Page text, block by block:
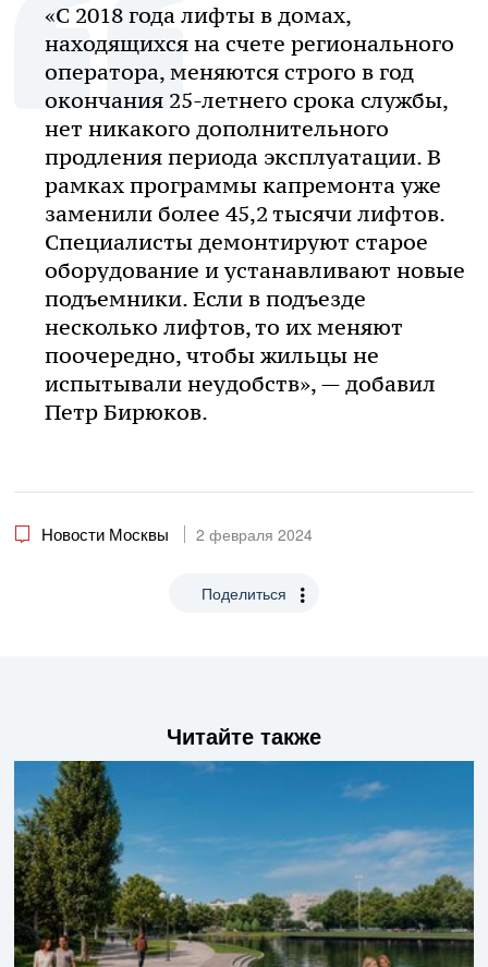
«С 2018 года лифты в домах,
находящихся на счете регионального
оператора, меняются строго в год
окончания 25-летнего срока службы,
нет никакого дополнительного
продления периода эксплуатации. В
рамках программы капремонта уже
заменили более 45,2 тысячи лифтов.
Специалисты демонтируют старое
оборудование и устанавливают новые
подъемники. Если в подъезде
несколько лифтов, то их меняют
поочередно, чтобы жильцы не
испытывали неудобств», — добавил
Петр Бирюков.
Новости Москвы 2 февраля 2024
Поделиться
Читайте также